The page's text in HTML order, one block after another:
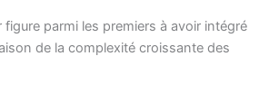
figure parmi les premiers à avoir intégré
de la complexité croissante des